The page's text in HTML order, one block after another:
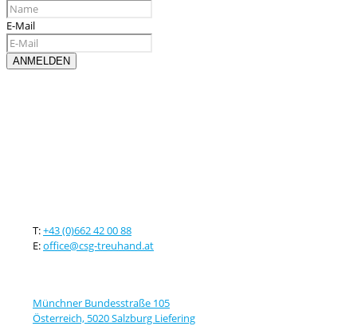
E-Mail
T:+43 (0)662 42 00 88
E:office@csg-treuhand.at
Münchner Bundesstraße 105
Österreich, 5020 Salzburg Liefering